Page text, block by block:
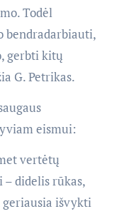
Todėl
bendradarbiauti,
gerbti kitų
G. Petrikas.
eismui:
vertėtų
– didelis rūkas,
išvykti